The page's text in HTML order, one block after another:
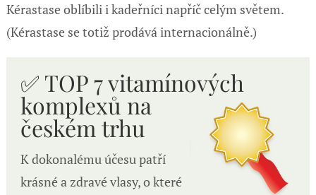
Kérastase oblíbili i kadeřníci napříč celým světem.
(Kérastase se totiž prodává internacionálně.)
✅ TOP 7 vitamínových
komplexů na
českém trhu
K dokonalému účesu patří
krásné a zdravé vlasy, o které